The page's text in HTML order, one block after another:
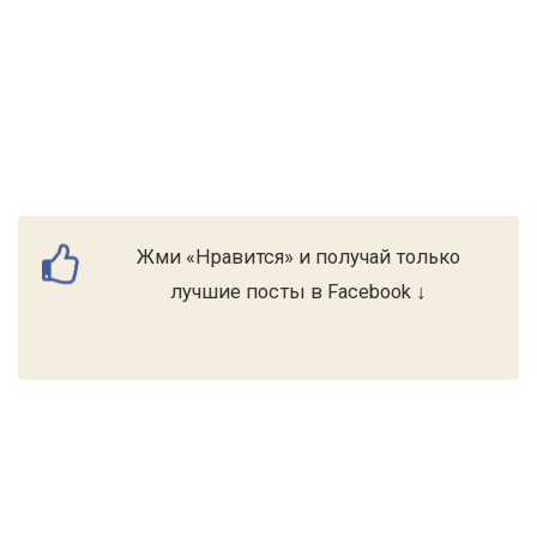
Жми «Нравится» и получай только
лучшие посты в Facebook ↓